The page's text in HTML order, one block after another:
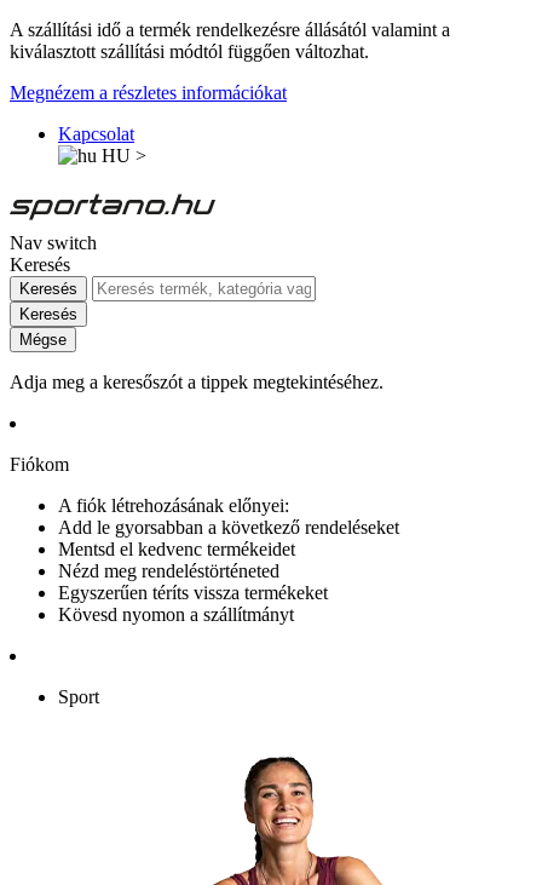
A szállítási idő a termék rendelkezésre állásától valamint a
kiválasztott szállítási módtól függően változhat.
Megnézem a részletes információkat
Kapcsolat
HU >
Nav switch
Keresés
Keresés
Keresés
Mégse
Adja meg a keresőszót a tippek megtekintéséhez.
Fiókom
A fiók létrehozásának előnyei:
Add le gyorsabban a következő rendeléseket
Mentsd el kedvenc termékeidet
Nézd meg rendeléstörténeted
Egyszerűen téríts vissza termékeket
Kövesd nyomon a szállítmányt
Sport